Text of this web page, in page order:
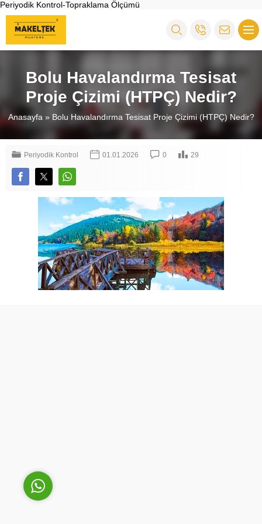
Periyodik Kontrol-Topraklama Ölçümü
Bolu Havalandırma Tesisat
Proje Çizimi (HTPÇ) Nedir?
Anasayfa » Bolu Havalandırma Tesisat Proje Çizimi (HTPÇ) Nedir?
Periyodik Kontrol 01.01.2026 0 29